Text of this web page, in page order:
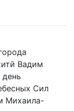
Вадим
Сил
Михаила-